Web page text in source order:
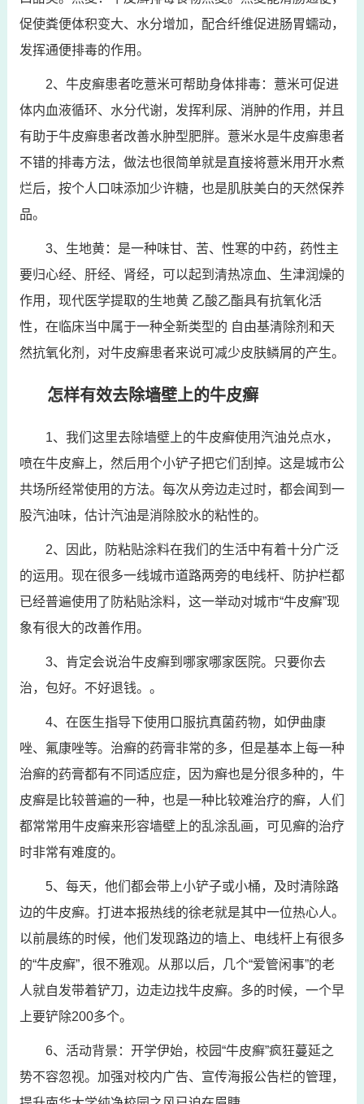
促使粪便体积变大、水分增加，配合纤维促进肠胃蠕动，
发挥通便排毒的作用。
2、牛皮癣患者吃薏米可帮助身体排毒：薏米可促进
体内血液循环、水分代谢，发挥利尿、消肿的作用，并且
有助于牛皮癣患者改善水肿型肥胖。薏米水是牛皮癣患者
不错的排毒方法，做法也很简单就是直接将薏米用开水煮
烂后，按个人口味添加少许糖，也是肌肤美白的天然保养
品。
3、生地黄：是一种味甘、苦、性寒的中药，药性主
要归心经、肝经、肾经，可以起到清热凉血、生津润燥的
作用，现代医学提取的生地黄 乙酸乙酯具有抗氧化活
性，在临床当中属于一种全新类型的 自由基清除剂和天
然抗氧化剂，对牛皮癣患者来说可减少皮肤鳞屑的产生。
怎样有效去除墙壁上的牛皮癣
1、我们这里去除墙壁上的牛皮癣使用汽油兑点水，
喷在牛皮癣上，然后用个小铲子把它们刮掉。这是城市公
共场所经常使用的方法。每次从旁边走过时，都会闻到一
股汽油味，估计汽油是消除胶水的粘性的。
2、因此，防粘贴涂料在我们的生活中有着十分广泛
的运用。现在很多一线城市道路两旁的电线杆、防护栏都
已经普遍使用了防粘贴涂料，这一举动对城市“牛皮癣”现
象有很大的改善作用。
3、肯定会说治牛皮癣到哪家哪家医院。只要你去
治，包好。不好退钱。。
4、在医生指导下使用口服抗真菌药物，如伊曲康
唑、氟康唑等。治癣的药膏非常的多，但是基本上每一种
治癣的药膏都有不同适应症，因为癣也是分很多种的，牛
皮癣是比较普遍的一种，也是一种比较难治疗的癣，人们
都常常用牛皮癣来形容墙壁上的乱涂乱画，可见癣的治疗
时非常有难度的。
5、每天，他们都会带上小铲子或小桶，及时清除路
边的牛皮癣。打进本报热线的徐老就是其中一位热心人。
以前晨练的时候，他们发现路边的墙上、电线杆上有很多
的“牛皮癣”，很不雅观。从那以后，几个“爱管闲事”的老
人就自发带着铲刀，边走边找牛皮癣。多的时候，一个早
上要铲除200多个。
6、活动背景：开学伊始，校园“牛皮癣”疯狂蔓延之
势不容忽视。加强对校内广告、宣传海报公告栏的管理，